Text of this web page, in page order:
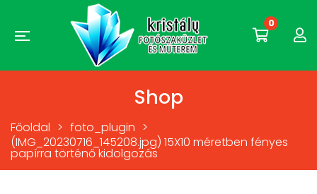
0
Shop
Főoldal > foto_plugin >
(IMG_20230716_145208.jpg) 15X10 méretben fényes
papírra történő kidolgozás